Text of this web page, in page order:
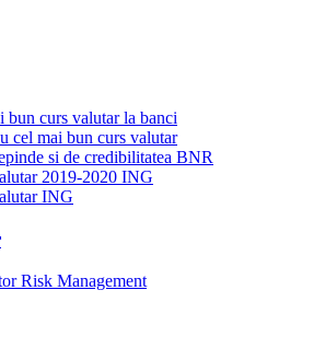
bun curs valutar la banci
cel mai bun curs valutar
si de credibilitatea BNR
2019-2020 ING
ING
Risk Management